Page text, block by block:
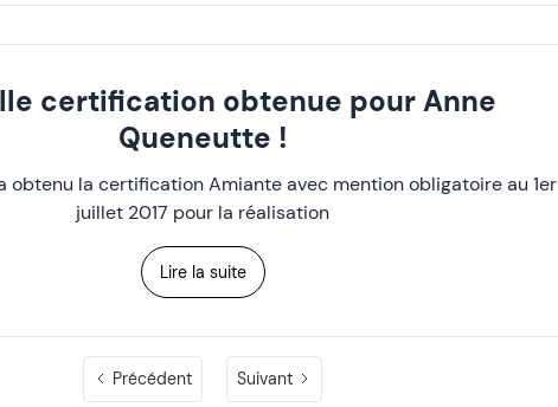
certification obtenue pour Anne
Queneutte !
obtenu la certification Amiante avec mention obligatoire au 1er
juillet 2017 pour la réalisation
Lire la suite
Précédent Suivant